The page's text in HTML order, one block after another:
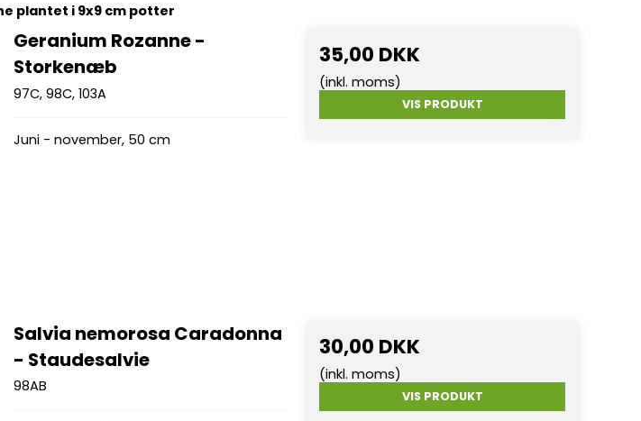
plantet i 9x9 cm potter
Geranium Rozanne -
Storkenæb
97C, 98C, 103A
Juni - november, 50 cm
35,00 DKK
(inkl. moms)
VIS PRODUKT
Salvia nemorosa Caradonna
- Staudesalvie
98AB
30,00 DKK
(inkl. moms)
VIS PRODUKT